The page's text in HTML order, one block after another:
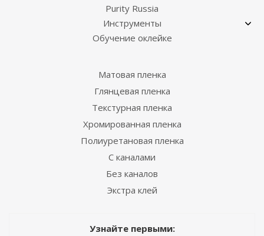
Purity Russia
Инструменты
Обучение оклейке
Матовая пленка
Глянцевая пленка
Текстурная пленка
Хромированная пленка
Полиуретановая пленка
С каналами
Без каналов
Экстра клей
Узнайте первыми: